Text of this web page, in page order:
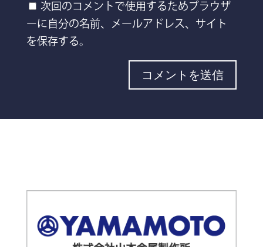
次回のコメントで使用するためブラウザ
ーに自分の名前、メールアドレス、サイト
を保存する。